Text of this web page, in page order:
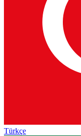
Türkçe